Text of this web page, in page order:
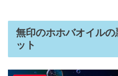
無印のホホバオイルの
ット